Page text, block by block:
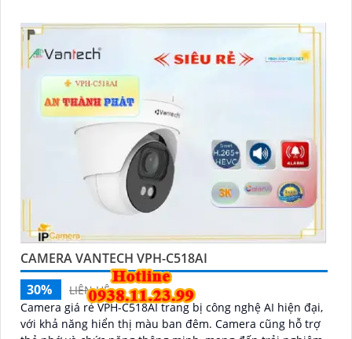
CAMERA VANTECH VPH-C518AI
30%
LIÊN HỆ
Camera giá rẻ VPH-C518AI trang bị công nghệ AI hiện đại,
với khả năng hiển thị màu ban đêm. Camera cũng hỗ trợ